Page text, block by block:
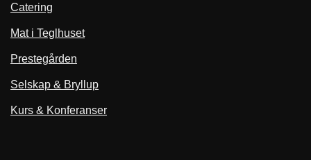
Catering
Mat i Teglhuset
Prestegården
Selskap & Bryllup
Kurs & Konferanser